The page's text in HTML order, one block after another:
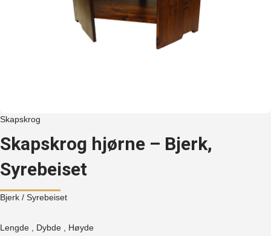
Skapskrog
Skapskrog hjørne – Bjerk,
Syrebeiset
Bjerk / Syrebeiset
Lengde , Dybde , Høyde